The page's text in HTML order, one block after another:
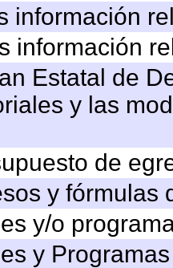
información
información
Estatal de
y las
de
y fórmulas
y/o
y